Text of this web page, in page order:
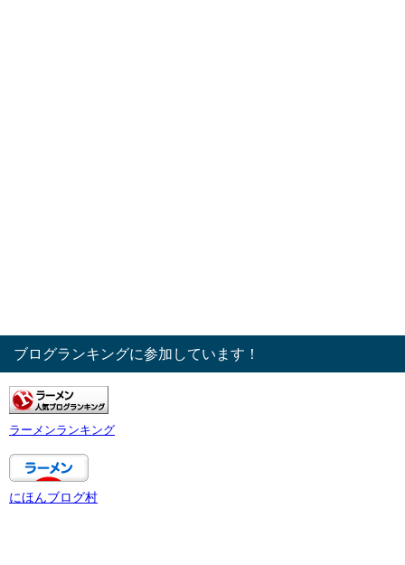
ブログランキングに参加しています！
ラーメンランキング
にほんブログ村